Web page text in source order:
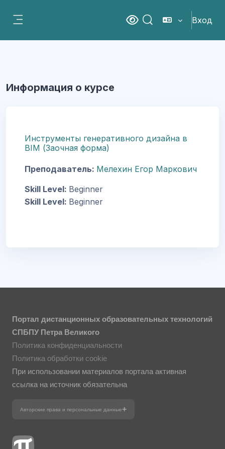
Версия для
Изменить данные
Вход
Информация о курсе
Инструменты генеративного дизайна в
BIM (Заочная форма)
Преподаватель: Мелехин Егор Маркович
Skill Level: Beginner
Skill Level: Beginner
Портал дистанционных образовательных технологий
СПБПУ Петра Великого
Политика конфиденциальности
Политика обработки cookie
При использовании материалов портала активная
ссылка на источник обязательна
Авторские права и персональные данные
Фотографии размещены с согласия
о персональных данных. Согласно